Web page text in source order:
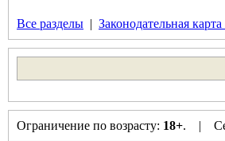
Все разделы | Законодательная карта
Ограничение по возрасту: 18+. |